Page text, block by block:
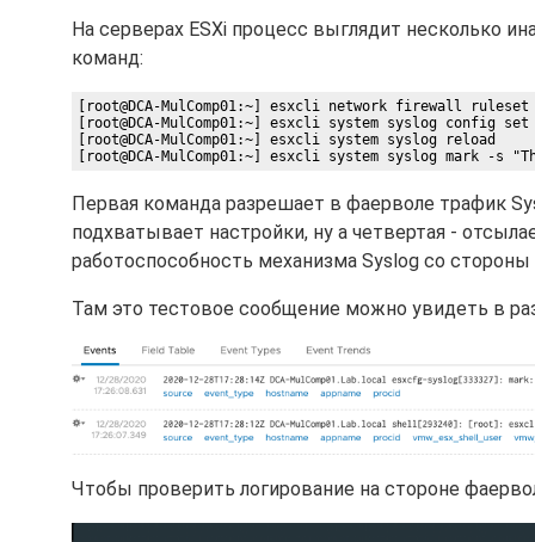
На серверах ESXi процесс выглядит несколько
команд:
[root@DCA-MulComp01:~] esxcli network firewall
[root@DCA-MulComp01:~] esxcli system syslog config
[root@DCA-MulComp01:~] esxcli system syslog reload
Первая команда разрешает в фаерволе трафик
подхватывает настройки, ну а четвертая -
работоспособность механизма Syslog со стороны
Там это тестовое сообщение можно увидеть в
Чтобы проверить логирование на стороне